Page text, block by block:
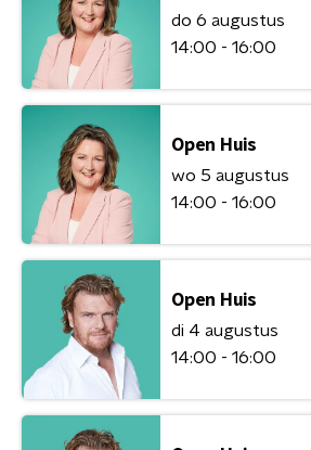
do 6 augustus
14:00 - 16:00
Open Huis
wo 5 augustus
14:00 - 16:00
Open Huis
di 4 augustus
14:00 - 16:00